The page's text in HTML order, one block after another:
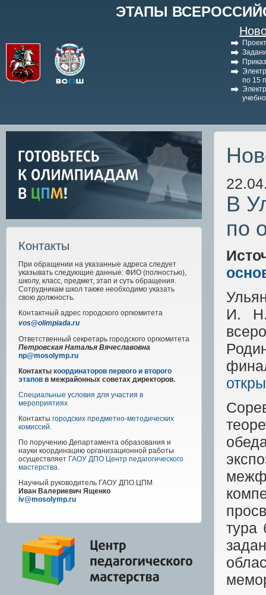
ЭТАПЫ
по 15
Контакты
При обращении на указанные адреса следует
указывать следующие данные: ФИО (полностью),
школу, класс, предмет, этап и суть обращения.
Сотрудникам школ также необходимо указать
свою должность.
Контактный адрес городского оргкомитета
vos@olimpiada.ru
Ответственный секретарь городского оргкомитета
Петровская Наталья Вячеславовна
np@mosolymp.ru
Контакты координаторов первого и второго
этапов в межрайонных советах директоров.
Специальные условия для участия в
мероприятиях
Контакты городских предметно-методических
комиссий.
По поручению Департамента образования и
науки координацию организационной работы
осуществляет ГАОУ ДПО Центр педагогического
мастерства.
Научный руководитель ГАОУ ДПО ЦПМ
Иван Валериевич Ященко
iv@mosolymp.ru
В
по
И.
тура